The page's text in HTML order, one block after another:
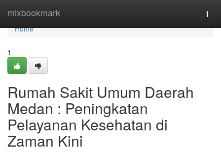
mixbookmark
Home
Home
1
Rumah Sakit Umum Daerah
Medan : Peningkatan
Pelayanan Kesehatan di
Zaman Kini